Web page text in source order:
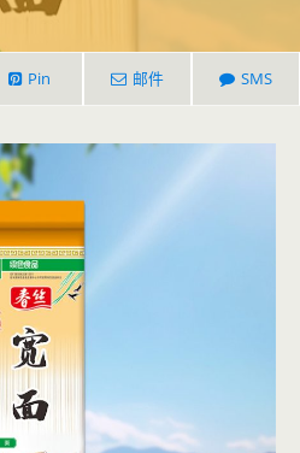
Pin 邮件 SMS